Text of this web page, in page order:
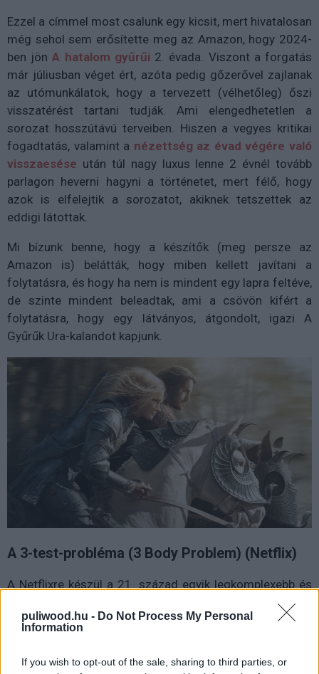
puliwood.hu - Do Not Process My Personal
Information
If you wish to opt-out of the sale, sharing to third parties, or
Ezzel a címmel most csalunk egy kicsit, mert hivatalosan
még sehol sem erősítette meg az Amazon, hogy 2024-
ben jönA hatalom gyűrűi 2. évada. Viszont a forgatás
már júliusban véget ért, azóta pedig gőzerővel zajlanak
az utómunkálatok, hogy a tervezett (vélhetőleg) őszi
visszatérést tartani tudják. Ami elengedhetetlen a
sorozat hosszútávú terveiben. Hiszen a vegyes kritikai
fogadtatás, valamint a nézettség az évad végére való
visszaesése után túl nagy luxus lenne 2 évnél tovább
parlagon heverni hagyni a történetet, mert félő, hogy
azok is elfelejtik a sorozatot, akiknek tetszettek az
eddigi látottak.
Mi bízunk benne, hogy a készítők (meg persze az
Amazon is) belátták, hogy miben kellett javítani a
folytatásra, és hogy ha nem is mindent egy lapra feltéve,
de szinte mindent beleadtak, ami a csövön kifért a
folytatásra, hogy egy látványos, átgondolt, igazi A
Gyűrűk Ura-kalandot kapjunk.
A 3-test-probléma (3 Body Problem) (Netflix)
A Netflixre készül a 21. század egyik legkomplexebb és
legmélyebb hardcore sci-fi sztorijából, a kínai Cixin Liu
által írt A háromtest-probléma, A sötét erdő és A halál
sorozat. Aki még nem olvasta volna a könyveket, annak